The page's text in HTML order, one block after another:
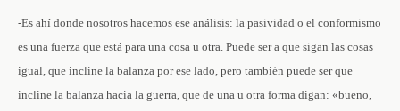
-Es ahí donde nosotros hacemos ese análisis: la pasividad o el conformismo
es una fuerza que está para una cosa u otra. Puede ser a que sigan las cosas
igual, que incline la balanza por ese lado, pero también puede ser que
incline la balanza hacia la guerra, que de una u otra forma digan: «bueno,